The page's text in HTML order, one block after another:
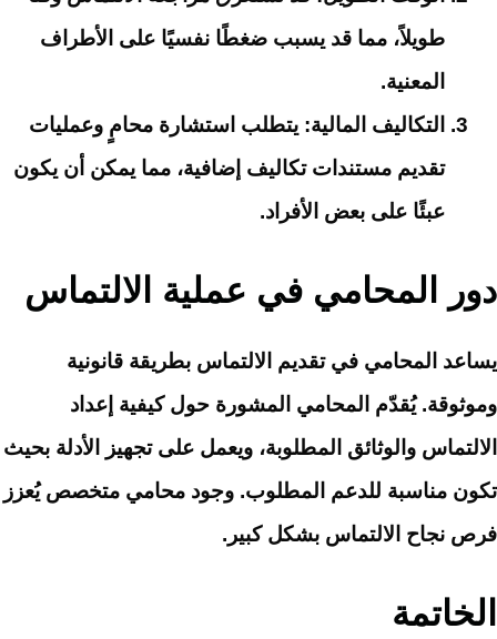
طويلاً، مما قد يسبب ضغطًا نفسيًا على الأطراف
المعنية.
التكاليف المالية: يتطلب استشارة محامٍ وعمليات
تقديم مستندات تكاليف إضافية، مما يمكن أن يكون
عبئًا على بعض الأفراد.
دور المحامي في عملية الالتماس
يساعد المحامي في تقديم الالتماس بطريقة قانونية
وموثوقة. يُقدّم المحامي المشورة حول كيفية إعداد
الالتماس والوثائق المطلوبة، ويعمل على تجهيز الأدلة بحيث
تكون مناسبة للدعم المطلوب. وجود محامي متخصص يُعزز
فرص نجاح الالتماس بشكل كبير.
الخاتمة